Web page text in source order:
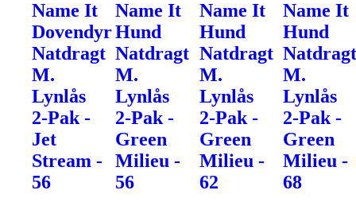
Name It
Dovendyr
Natdragt
M.
Lynlås
2-Pak -
Jet
Stream -
56
Name It
Hund
Natdragt
M.
Lynlås
2-Pak -
Green
Milieu -
56
Name It
Hund
Natdragt
M.
Lynlås
2-Pak -
Green
Milieu -
62
Name It
Hund
M.
Lynlås
2-Pak -
Green
Milieu -
68